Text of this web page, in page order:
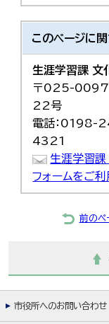
このページに
生涯学習課 文
〒025-0097
22号
電話：0198-
4321
生涯学習
フォームをご利
前のペ
市役所へのお問い合わせ